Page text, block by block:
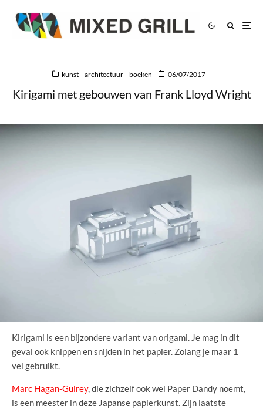
kunst architectuur boeken 06/07/2017
Kirigami met gebouwen van Frank Lloyd Wright
Kirigami is een bijzondere variant van origami. Je mag in dit
geval ook knippen en snijden in het papier. Zolang je maar 1
vel gebruikt.
Marc Hagan-Guirey, die zichzelf ook wel Paper Dandy noemt,
is een meester in deze Japanse papierkunst. Zijn laatste